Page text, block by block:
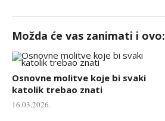
Možda će vas zanimati i ovo:
Osnovne molitve koje bi svaki
katolik trebao znati
16.03.2026.